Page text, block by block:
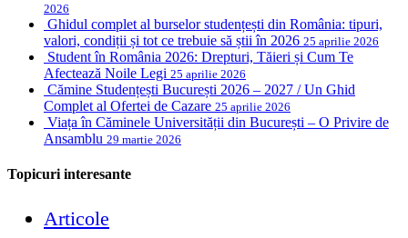
2026
Ghidul complet al burselor studențești din România: tipuri,
valori, condiții și tot ce trebuie să știi în 2026 25 aprilie 2026
Student în România 2026: Drepturi, Tăieri și Cum Te
Afectează Noile Legi 25 aprilie 2026
Cămine Studențești București 2026 – 2027 / Un Ghid
Complet al Ofertei de Cazare 25 aprilie 2026
Viața în Căminele Universității din București – O Privire de
Ansamblu 29 martie 2026
Topicuri interesante
Articole